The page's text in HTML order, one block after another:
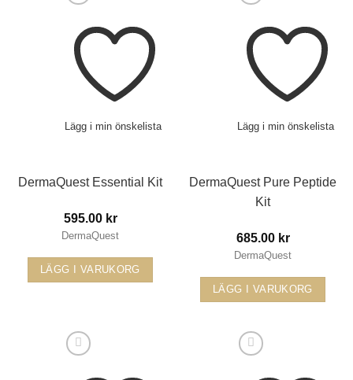
Lägg i min önskelista
DermaQuest Essential Kit
595.00 kr
DermaQuest
LÄGG I VARUKORG
Lägg i min önskelista
DermaQuest Pure Peptide
Kit
685.00 kr
DermaQuest
LÄGG I VARUKORG